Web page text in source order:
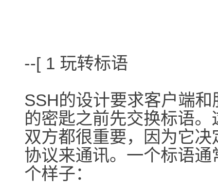
--[ 1 玩转标语
SSH的设计要求客户端
的密匙之前先交换标语。
双方都很重要，因为它
协议来通讯。一个标语通
个样子：